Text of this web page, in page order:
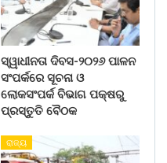
ସ୍ୱାଧୀନତା ଦିବସ-୨୦୨୬ ପାଳନ
ସଂପର୍କରେ ସୂଚନା ଓ
ଲୋକସଂପର୍କ ବିଭାଗ ପକ୍ଷରୁ
ପ୍ରସ୍ତୁତି ବୈଠକ
ରାଜ୍ୟ